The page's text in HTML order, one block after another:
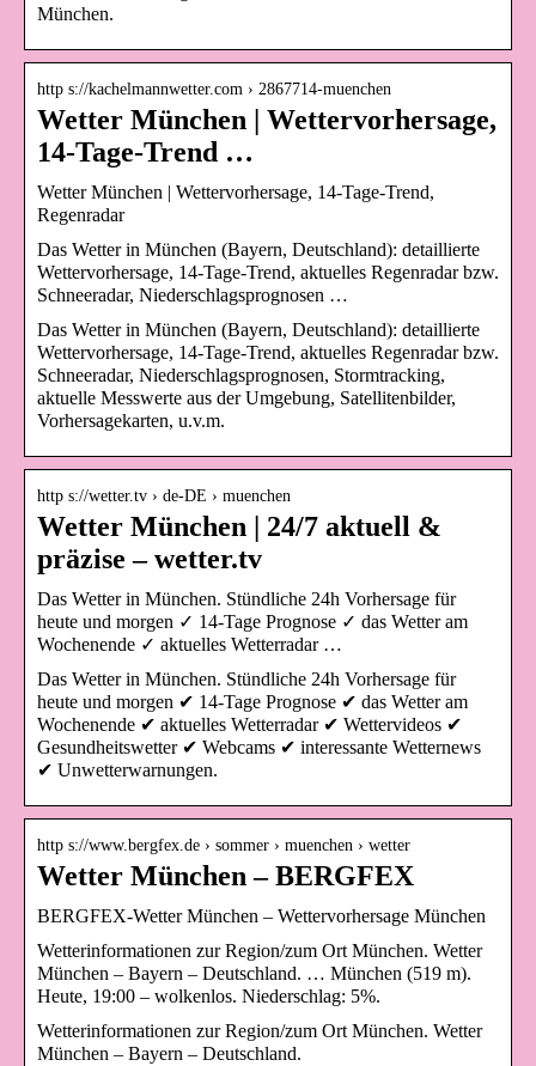
München.
http s://kachelmannwetter.com › 2867714-muenchen
Wetter München | Wettervorhersage,
14-Tage-Trend …
Wetter München | Wettervorhersage, 14-Tage-Trend,
Regenradar
Das Wetter in München (Bayern, Deutschland): detaillierte
Wettervorhersage, 14-Tage-Trend, aktuelles Regenradar bzw.
Schneeradar, Niederschlagsprognosen …
Das Wetter in München (Bayern, Deutschland): detaillierte
Wettervorhersage, 14-Tage-Trend, aktuelles Regenradar bzw.
Schneeradar, Niederschlagsprognosen, Stormtracking,
aktuelle Messwerte aus der Umgebung, Satellitenbilder,
Vorhersagekarten, u.v.m.
http s://wetter.tv › de-DE › muenchen
Wetter München | 24/7 aktuell &
präzise – wetter.tv
Das Wetter in München. Stündliche 24h Vorhersage für
heute und morgen ✓ 14-Tage Prognose ✓ das Wetter am
Wochenende ✓ aktuelles Wetterradar …
Das Wetter in München. Stündliche 24h Vorhersage für
heute und morgen ✔ 14-Tage Prognose ✔ das Wetter am
Wochenende ✔ aktuelles Wetterradar ✔ Wettervideos ✔
Gesundheitswetter ✔ Webcams ✔ interessante Wetternews
✔ Unwetterwarnungen.
http s://www.bergfex.de › sommer › muenchen › wetter
Wetter München – BERGFEX
BERGFEX-Wetter München – Wettervorhersage München
Wetterinformationen zur Region/zum Ort München. Wetter
München – Bayern – Deutschland. … München (519 m).
Heute, 19:00 – wolkenlos. Niederschlag: 5%.
Wetterinformationen zur Region/zum Ort München. Wetter
München – Bayern – Deutschland.